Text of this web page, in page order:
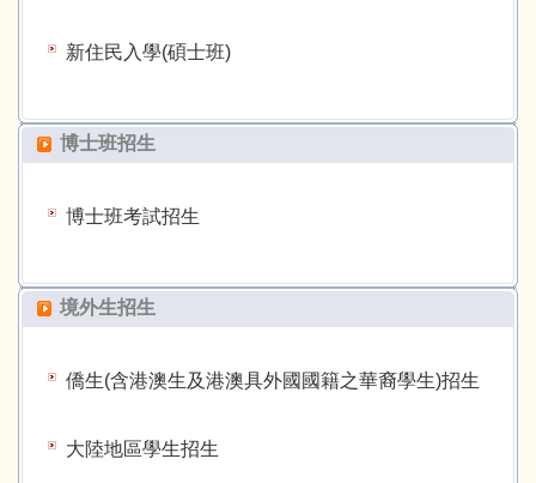
新住民入學(碩士班)
博士班招生
博士班考試招生
境外生招生
僑生(含港澳生及港澳具外國國籍之華裔學生)招生
大陸地區學生招生